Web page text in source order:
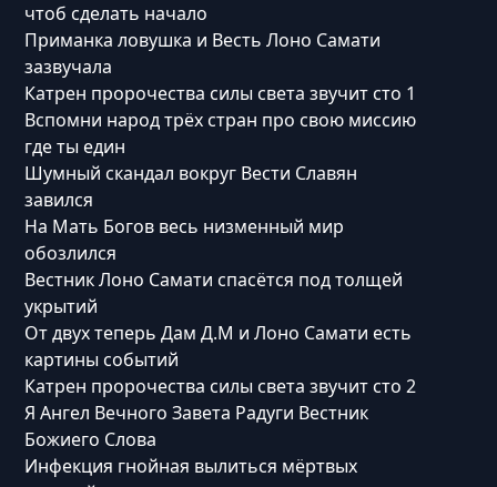
чтоб сделать начало
Приманка ловушка и Весть Лоно Самати
зазвучала
Катрен пророчества силы света звучит сто 1
Вспомни народ трёх стран про свою миссию
где ты един
Шумный скандал вокруг Вести Славян
завился
На Мать Богов весь низменный мир
обозлился
Вестник Лоно Самати спасётся под толщей
укрытий
От двух теперь Дам Д.М и Лоно Самати есть
картины событий
Катрен пророчества силы света звучит сто 2
Я Ангел Вечного Завета Радуги Вестник
Божиего Слова
Инфекция гнойная вылиться мёртвых